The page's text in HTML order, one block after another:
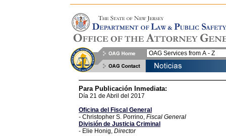
Para Publicación Inmediata:
Día 21 de Abril del 2017
Oficina del Fiscal General
- Christopher S. Porrino, Fiscal General
División de Justicia Criminal
- Elie Honig, Director